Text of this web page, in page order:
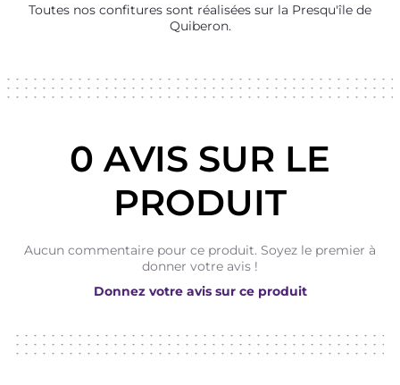
Toutes nos confitures sont réalisées sur la Presqu'île de
Quiberon.
0 AVIS SUR LE
PRODUIT
Aucun commentaire pour ce produit. Soyez le premier à
donner votre avis !
Donnez votre avis sur ce produit